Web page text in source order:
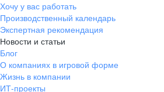
Хочу у вас работать
Производственный календарь
Экспертная рекомендация
Новости и статьи
Блог
О компаниях в игровой форме
Жизнь в компании
ИТ-проекты